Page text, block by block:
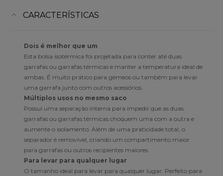
CARACTERÍSTICAS
Dois é melhor que um
Esta bolsa isotérmica foi projetada para conter até duas
garrafas ou garrafas térmicas e manter a temperatura ideal de
ambas. É muito prático para gémeos ou também para levar
uma garrafa junto com outros acessórios.
Múltiplos usos no mesmo saco
Possui uma separação interna para impedir que as duas
garrafas ou garrafas térmicas choquem uma com a outra e
aumente o isolamento. Além de uma praticidade total, o
separador é removível, criando um compartimento maior
para garrafas ou outros recipientes maiores.
Para levar para qualquer lugar
O tamanho ideal para levar para qualquer lugar. Perfeito para